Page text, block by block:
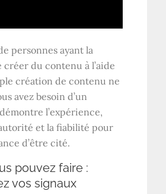
personnes ayant la
du contenu à l’aide
création de contenu ne
avez besoin d’un
l’expérience,
et la fiabilité pour
d’être cité.
pouvez faire :
vos signaux